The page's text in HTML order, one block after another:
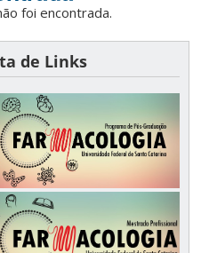
foi encontrada.
de Links